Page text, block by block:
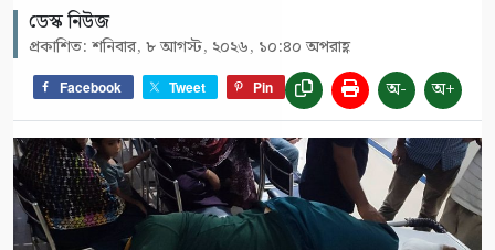
ডেস্ক নিউজ
প্রকাশিত: শনিবার, ৮ আগস্ট, ২০২৬, ১০:৪০ অপরাহ্ণ
Facebook Tweet Pin অ- অ+